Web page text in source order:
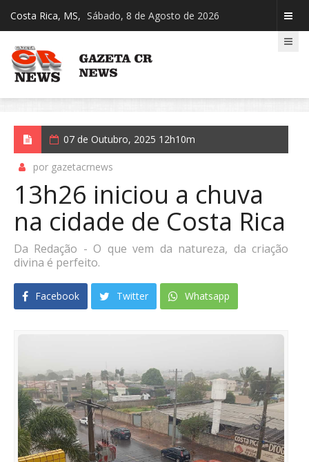
Costa Rica, MS, Sábado, 8 de Agosto de 2026
07 de Outubro, 2025 12h10m
por gazetacrnews
13h26 iniciou a chuva
na cidade de Costa Rica
Da Redação - O que vem da natureza, da criação
divina é perfeito.
Facebook Twitter Whatsapp